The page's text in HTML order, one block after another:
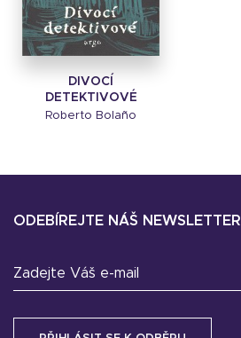
DIVOCÍ
DETEKTIVOVÉ
Roberto Bolaño
ODEBÍREJTE NÁŠ NEWSLETTER
Zadejte Váš e-mail